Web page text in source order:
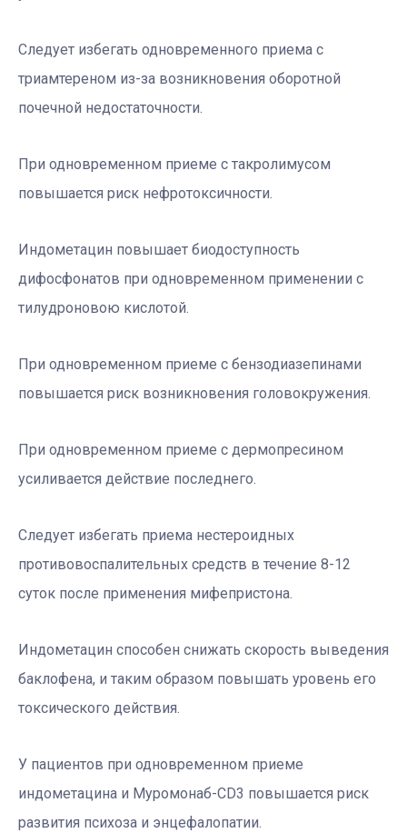
Следует избегать одновременного приема с
триамтереном из-за возникновения оборотной
почечной недостаточности.
При одновременном приеме с такролимусом
повышается риск нефротоксичности.
Индометацин повышает биодоступность
дифосфонатов при одновременном применении с
тилудроновою кислотой.
При одновременном приеме с бензодиазепинами
повышается риск возникновения головокружения.
При одновременном приеме с дермопресином
усиливается действие последнего.
Следует избегать приема нестероидных
противовоспалительных средств в течение 8-12
суток после применения мифепристона.
Индометацин способен снижать скорость выведения
баклофена, и таким образом повышать уровень его
токсического действия.
У пациентов при одновременном приеме
индометацина и Муромонаб-СD3 повышается риск
развития психоза и энцефалопатии.